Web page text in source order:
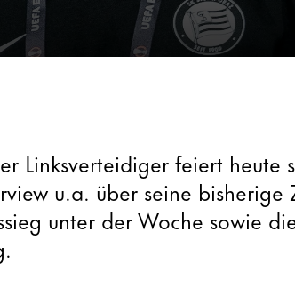
Linksverteidiger feiert
u.a. über seine
unter der Woche sowie